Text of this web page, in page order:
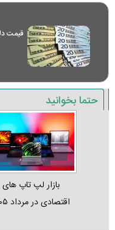
قیمت
حتما بخوانید
بازار لپ‌ تاپ‌ های
اقتصادی در مرداد ۱۴۰۵